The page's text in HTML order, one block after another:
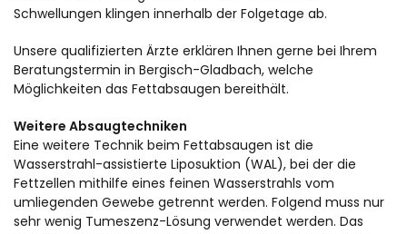
Schwellungen klingen innerhalb der Folgetage ab.
Unsere qualifizierten Ärzte erklären Ihnen gerne bei Ihrem
Beratungstermin in Bergisch-Gladbach, welche
Möglichkeiten das Fettabsaugen bereithält.
Weitere Absaugtechniken
Eine weitere Technik beim Fettabsaugen ist die
Wasserstrahl-assistierte Liposuktion (WAL), bei der die
Fettzellen mithilfe eines feinen Wasserstrahls vom
umliegenden Gewebe getrennt werden. Folgend muss nur
sehr wenig Tumeszenz-Lösung verwendet werden. Das